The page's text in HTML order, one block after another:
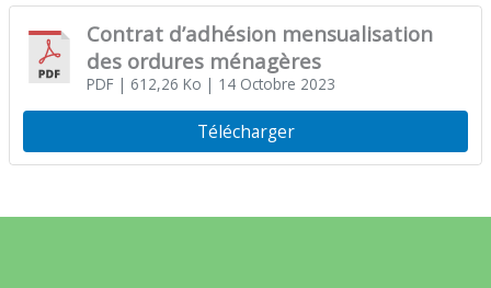
Contrat d’adhésion mensualisation
des ordures ménagères
PDF| 612,26 Ko | 14 Octobre 2023
Télécharger